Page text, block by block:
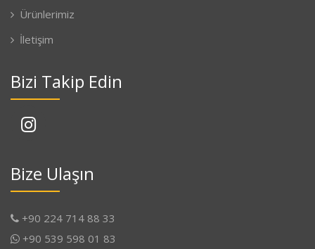
Ürünlerimiz
İletişim
Bizi Takip Edin
Bize Ulaşın
+90 224 714 88 33
+90 539 598 01 83